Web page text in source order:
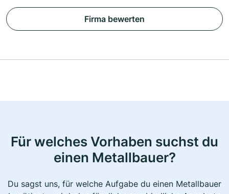
Firma bewerten
Für welches Vorhaben suchst du
einen Metallbauer?
Du sagst uns, für welche Aufgabe du einen Metallbauer